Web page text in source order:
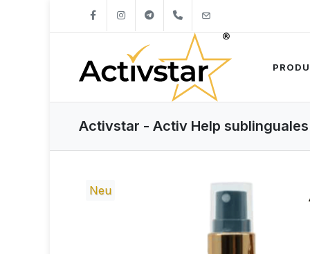
+421904262747
Activstar - Activ Help
Neu